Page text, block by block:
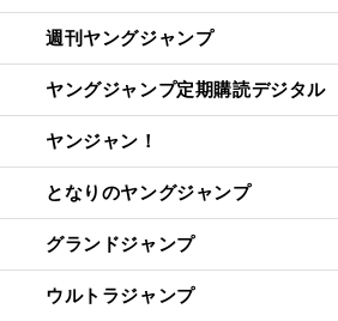
週刊ヤングジャンプ
ヤングジャンプ定期購読デジタル
ヤンジャン！
となりのヤングジャンプ
グランドジャンプ
ウルトラジャンプ